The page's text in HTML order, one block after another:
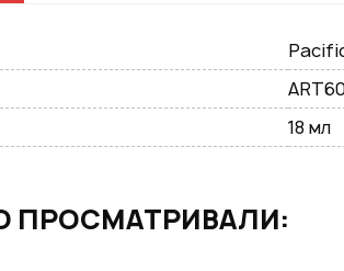
18 мл
ПРОСМАТРИВАЛИ: